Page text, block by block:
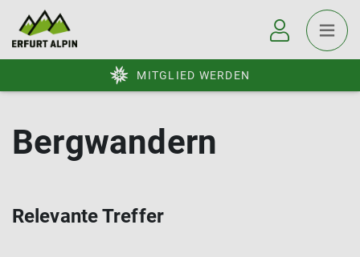
MITGLIED WERDEN
Bergwandern
Relevante Treffer